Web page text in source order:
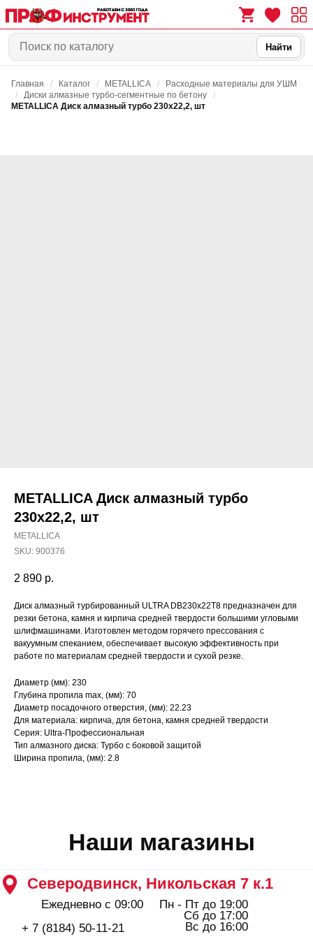
0 0
Найти
Главная / Каталог / METALLICA /
Расходные материалы для УШМ
/
Диски алмазные турбо-сегментные по бетону
/
METALLICA Диск алмазный турбо 230х22,2, шт
METALLICA Диск алмазный турбо
230х22,2, шт
METALLICA
SKU: 900376
2 890 р.
Диск алмазный турбированный ULTRA DB230x22T8 предназначен для
резки бетона, камня и кирпича средней твердости большими угловыми
шлифмашинами. Изготовлен методом горячего прессования с
вакуумным спеканием, обеспечивает высокую эффективность при
работе по материалам средней твердости и сухой резке.
Диаметр (мм): 230
Глубина пропила max, (мм): 70
Диаметр посадочного отверстия, (мм): 22.23
Для материала: кирпича, для бетона, камня средней твердости
Серия: Ultra-Профессиональная
Тип алмазного диска: Турбо с боковой защитой
Ширина пропила, (мм): 2.8
Наши магазины
Архангельск, Урицкого 50 к.1
Северодвинск, Ломоносова 85к2
Северодвинск, Никольская 7 к.1
Ежедневно с 09:00 Пн - Пт до 19:00
Сб до 17:00
Вс до 16:00
Пн - Пт 09:00 - 19:00
Сб - Вс 10:00 - 18:00
Пн - Пт 09:00 - 19:00
Сб - Вс 10:00 - 18:00
+ 7 (8184) 50-11-21
+ 7 (911) 562-83-03